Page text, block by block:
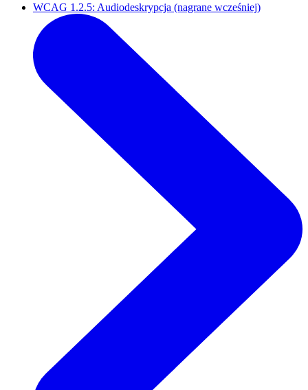
WCAG 1.2.5: Audiodeskrypcja (nagrane wcześniej)